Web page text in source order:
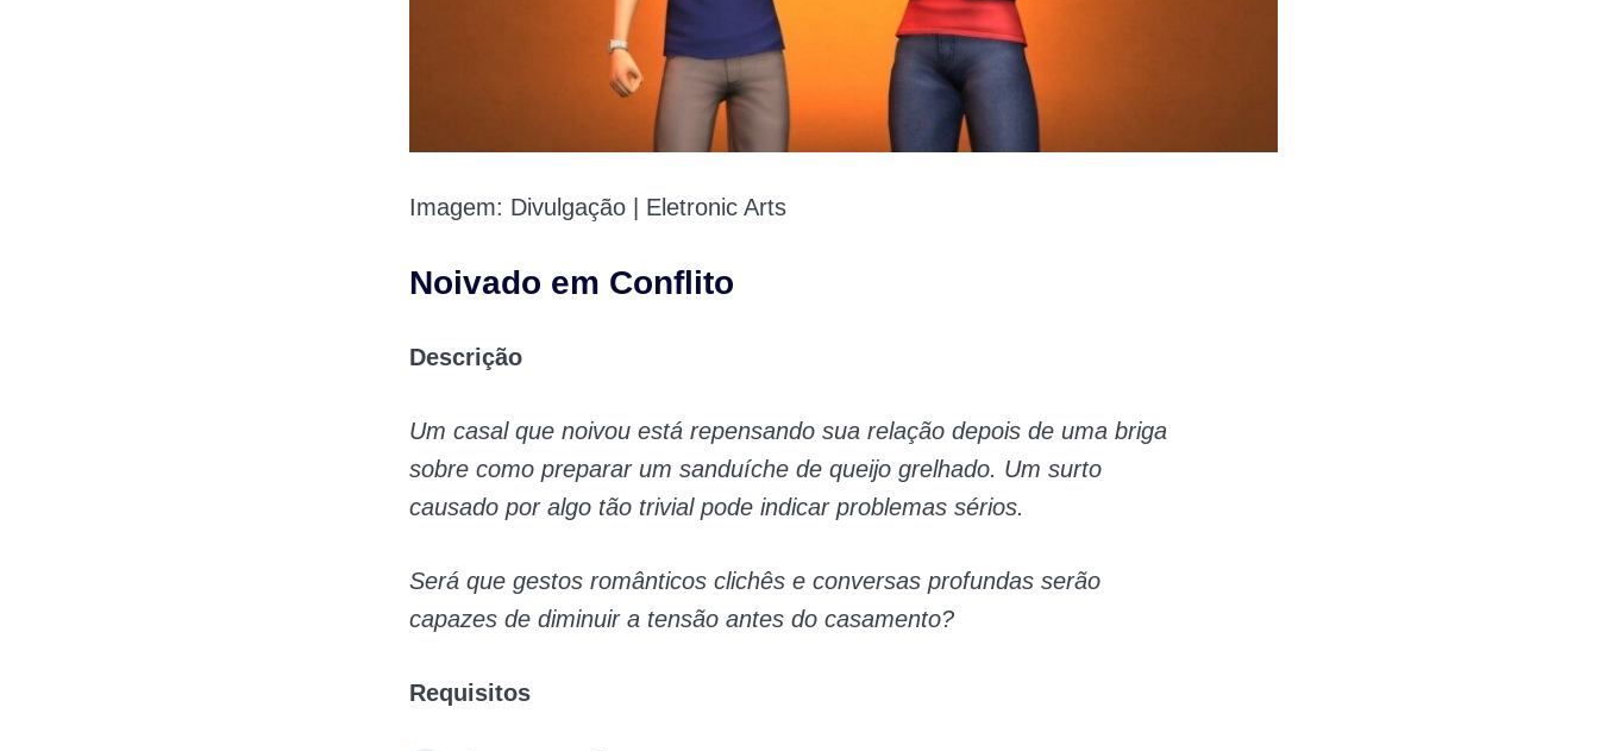
Imagem: Divulgação | Eletronic Arts
Noivado em Conflito
Descrição
Um casal que noivou está repensando sua relação depois de uma briga
sobre como preparar um sanduíche de queijo grelhado. Um surto
causado por algo tão trivial pode indicar problemas sérios.
Será que gestos românticos clichês e conversas profundas serão
capazes de diminuir a tensão antes do casamento?
Requisitos